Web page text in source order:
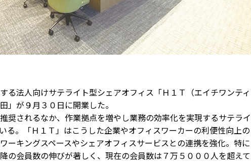
る法人向けサテライト型シェアオフィス「Ｈ１Ｔ（エイチワンティ
」が９月３０日に開業した。
奨されるなか、作業拠点を増やし業務の効率化を実現するサテライ
る。「Ｈ１Ｔ」はこうした企業やオフィスワーカーの利便性向上の
ーキングスペースやシェアオフィスサービスとの連携を強化。特に
の会員数の伸びが著しく、現在の会員数は７万５０００人を超えて